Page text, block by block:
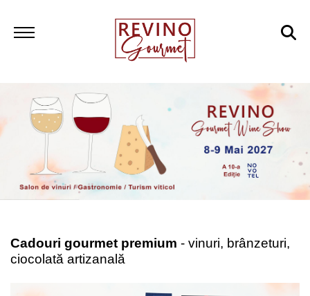
Cadouri gourmet premium - vinuri, brânzeturi,
ciocolată artizanală